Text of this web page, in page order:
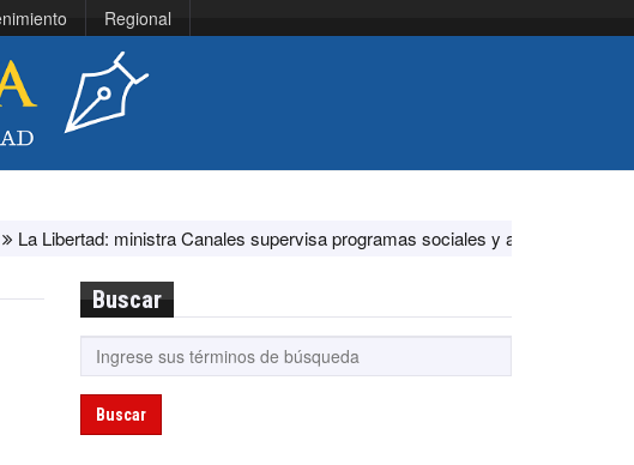
Regional
Canales supervisa programas sociales y acciones ante El Niño
Buscar
Buscar